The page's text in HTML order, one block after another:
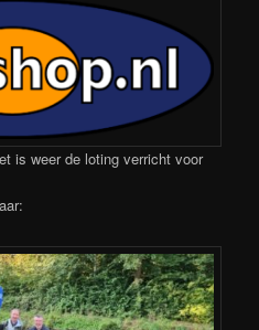
is weer de loting verricht voor